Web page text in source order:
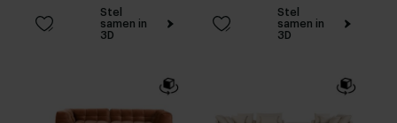
Stel
samen in
3D
Stel
samen in
3D